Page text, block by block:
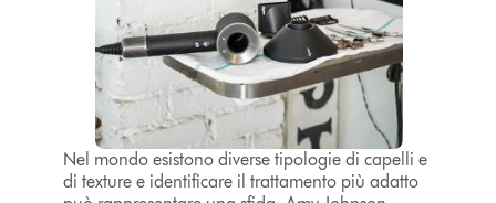
Nel mondo esistono diverse tipologie di capelli e
di texture e identificare il trattamento più adatto